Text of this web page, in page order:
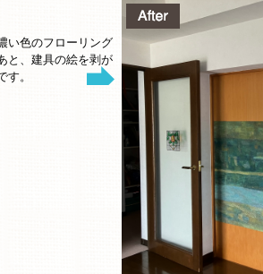
い色のフローリング
と、建具の絵を剥が
す。